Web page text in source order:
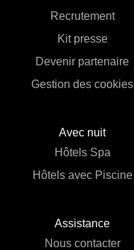
Recrutement
Kit presse
Devenir partenaire
Gestion des cookies
Avec nuit
Hôtels Spa
Hôtels avec Piscine
Assistance
Nous contacter